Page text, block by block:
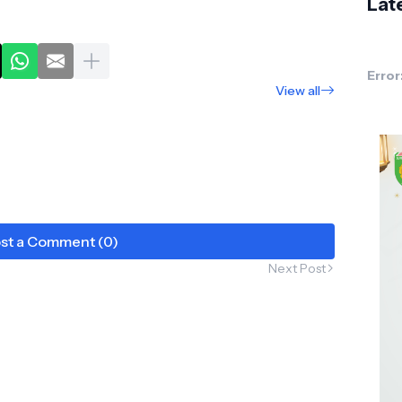
View all
a Comment (0)
Next Post